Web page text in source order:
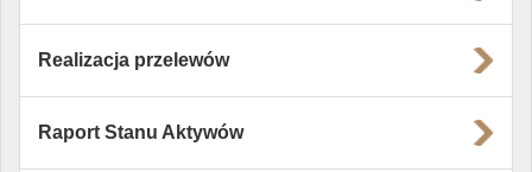
Realizacja przelewów
Raport Stanu Aktywów